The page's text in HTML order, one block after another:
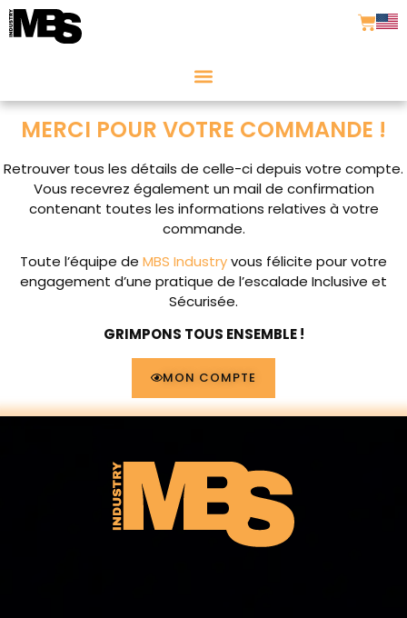
MERCI POUR VOTRE COMMANDE !
Retrouver tous les détails de celle-ci depuis votre compte.
Vous recevrez également un mail de confirmation
contenant toutes les informations relatives à votre
commande.
Toute l’équipe de MBS Industryvous félicite pour votre
engagement d’une pratique de l’escalade Inclusive et
Sécurisée.
GRIMPONS TOUS ENSEMBLE !
MON COMPTE